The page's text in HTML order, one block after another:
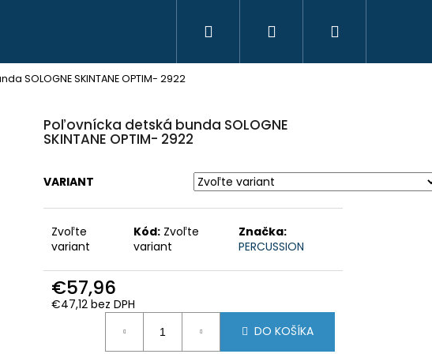
Hľadať Prihlásenie
SOLOGNE SKINTANE OPTIM- 2922
Poľovnícka detská bunda SOLOGNE
SKINTANE OPTIM- 2922
VARIANT
Zvoľte
variant
Kód: Zvoľte
variant
Značka:
PERCUSSION
€57,96
€47,12 bez DPH
Jednotková
DO KOŠÍKA
NOHAVICE IBEX CHAUD -
CARRON - PHPN011 - KAKI